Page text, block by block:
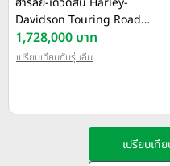
Davidson Touring Road
Glide ปี 2025
1,728,000 บาท
เปรียบเทียบกับรุ่นอื่น
เปรียบเที